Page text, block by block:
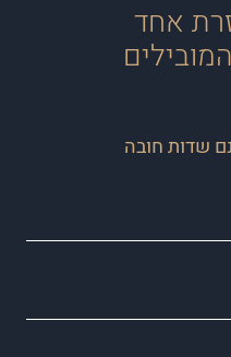
אחד
שדות חובה